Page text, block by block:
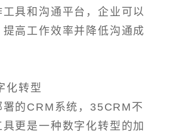
具和沟通平台，企业可以
高工作效率并降低沟通成
化转型
署的CRM系统，35CRM不
更是一种数字化转型的加